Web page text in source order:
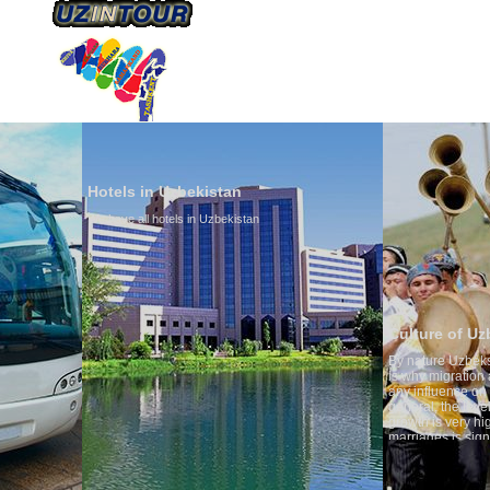
Hotels in Uzbekistan
We have all hotels in Uzbekistan
Culture of Uzbekistan
By nature Uzbeks prefer a
is why migration and
any influence on population
general, the level of the
growth is very high. In the
marriages is significantly high
percentage of divorce cases
in the world. According to
family is regarded as